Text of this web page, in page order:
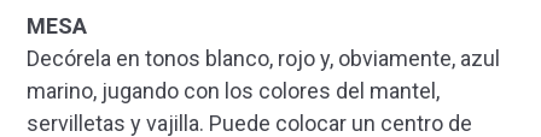
MESA
Decórela en tonos blanco, rojo y, obviamente, azul
marino, jugando con los colores del mantel,
servilletas y vajilla. Puede colocar un centro de